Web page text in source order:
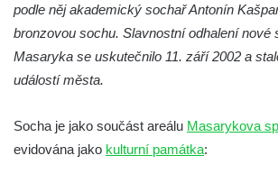
kostela svatého Mikuláše v Českých
Budějovicích
Socha svatého Jana Nepomuckého u
kostela svaté Rodiny v Českých
Socha S tebou v parku na Senovážném
náměstí v Českých Budějovicích
podle něj akademický sochař Antonín
bronzovou sochu. Slavnostní odhalení nové
Masaryka se uskutečnilo 11. září 2002 a
událostí města.
Socha je jako součást areálu Masarykova
evidována jako kulturní památka: